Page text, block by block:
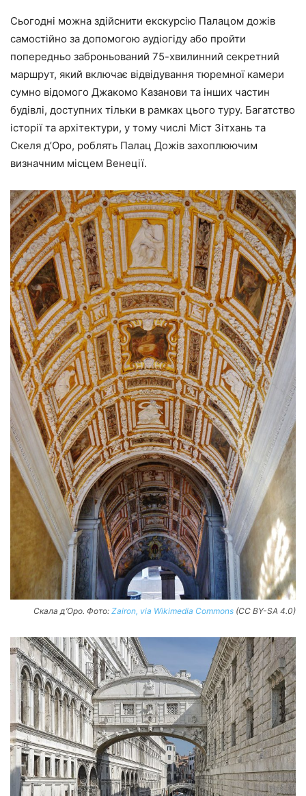
Сьогодні можна здійснити екскурсію Палацом дожів
самостійно за допомогою аудіогіду або пройти
попередньо заброньований 75-хвилинний секретний
маршрут, який включає відвідування тюремної камери
сумно відомого Джакомо Казанови та інших частин
будівлі, доступних тільки в рамках цього туру. Багатство
історії та архітектури, у тому числі Міст Зітхань та
Скеля д’Оро, роблять Палац Дожів захоплюючим
визначним місцем Венеції.
Скала д’Оро. Фото: Zairon, via Wikimedia Commons (CC BY-SA 4.0)